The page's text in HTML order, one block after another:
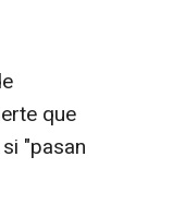
que
"pasan